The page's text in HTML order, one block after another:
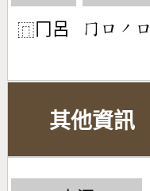
⿵ 冂呂 󶀦󶁶󶀄󶁶
其他資訊